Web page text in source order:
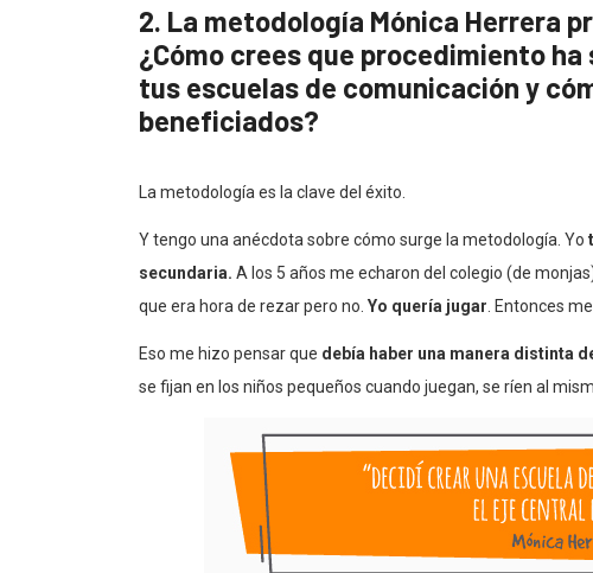
2. La metodología Mónica Herrera
¿Cómo crees que procedimiento
tus escuelas de comunicación y
beneficiados?
La metodología es la clave del éxito.
Y tengo una anécdota sobre cómo surge la metodología. Yo
secundaria. A los 5 años me echaron del colegio (de
que era hora de rezar pero no. Yo quería jugar. Entonces
Eso me hizo pensar que debía haber una manera distinta
se fijan en los niños pequeños cuando juegan, se ríen al